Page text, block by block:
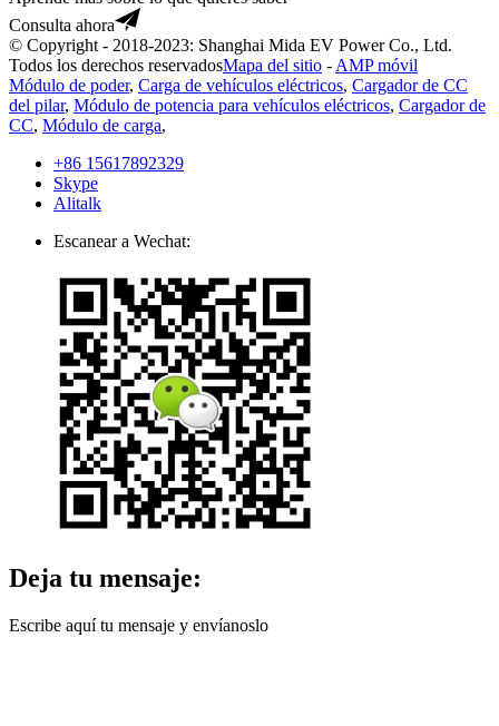
Consulta ahora
© Copyright - 2018-2023: Shanghai Mida EV Power Co., Ltd.
Todos los derechos reservadosMapa del sitio - AMP móvil
Módulo de poder, Carga de vehículos eléctricos, Cargador de CC
del pilar, Módulo de potencia para vehículos eléctricos, Cargador de
CC, Módulo de carga,
+86 15617892329
Skype
Alitalk
Escanear a Wechat:
Deja tu mensaje:
Escribe aquí tu mensaje y envíanoslo